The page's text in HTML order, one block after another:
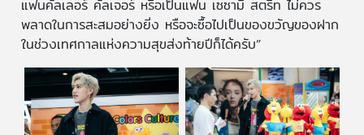
แฟนคัลเลอร์ คัลเจอร์ หรือเป็นแฟน เซซามี สตรีท ไม่ควร
พลาดในการสะสมอย่างยิ่ง หรือจะซื้อไปเป็นของขวัญของฝาก
ในช่วงเทศกาลแห่งความสุขส่งท้ายปีก็ได้ครับ”